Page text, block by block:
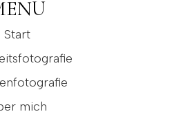
Start
mich